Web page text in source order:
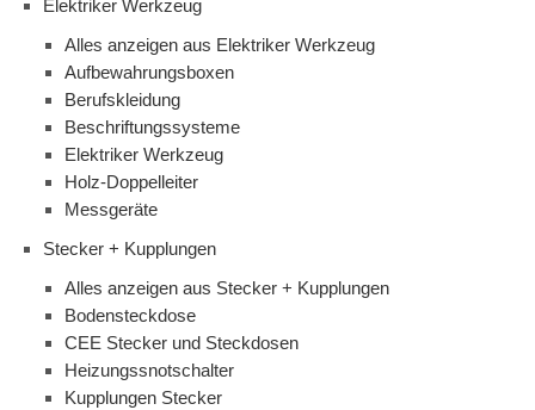
Elektriker Werkzeug
Alles anzeigen aus Elektriker Werkzeug
Aufbewahrungsboxen
Berufskleidung
Beschriftungssysteme
Elektriker Werkzeug
Holz-Doppelleiter
Messgeräte
Stecker + Kupplungen
Alles anzeigen aus Stecker + Kupplungen
Bodensteckdose
CEE Stecker und Steckdosen
Heizungssnotschalter
Kupplungen Stecker